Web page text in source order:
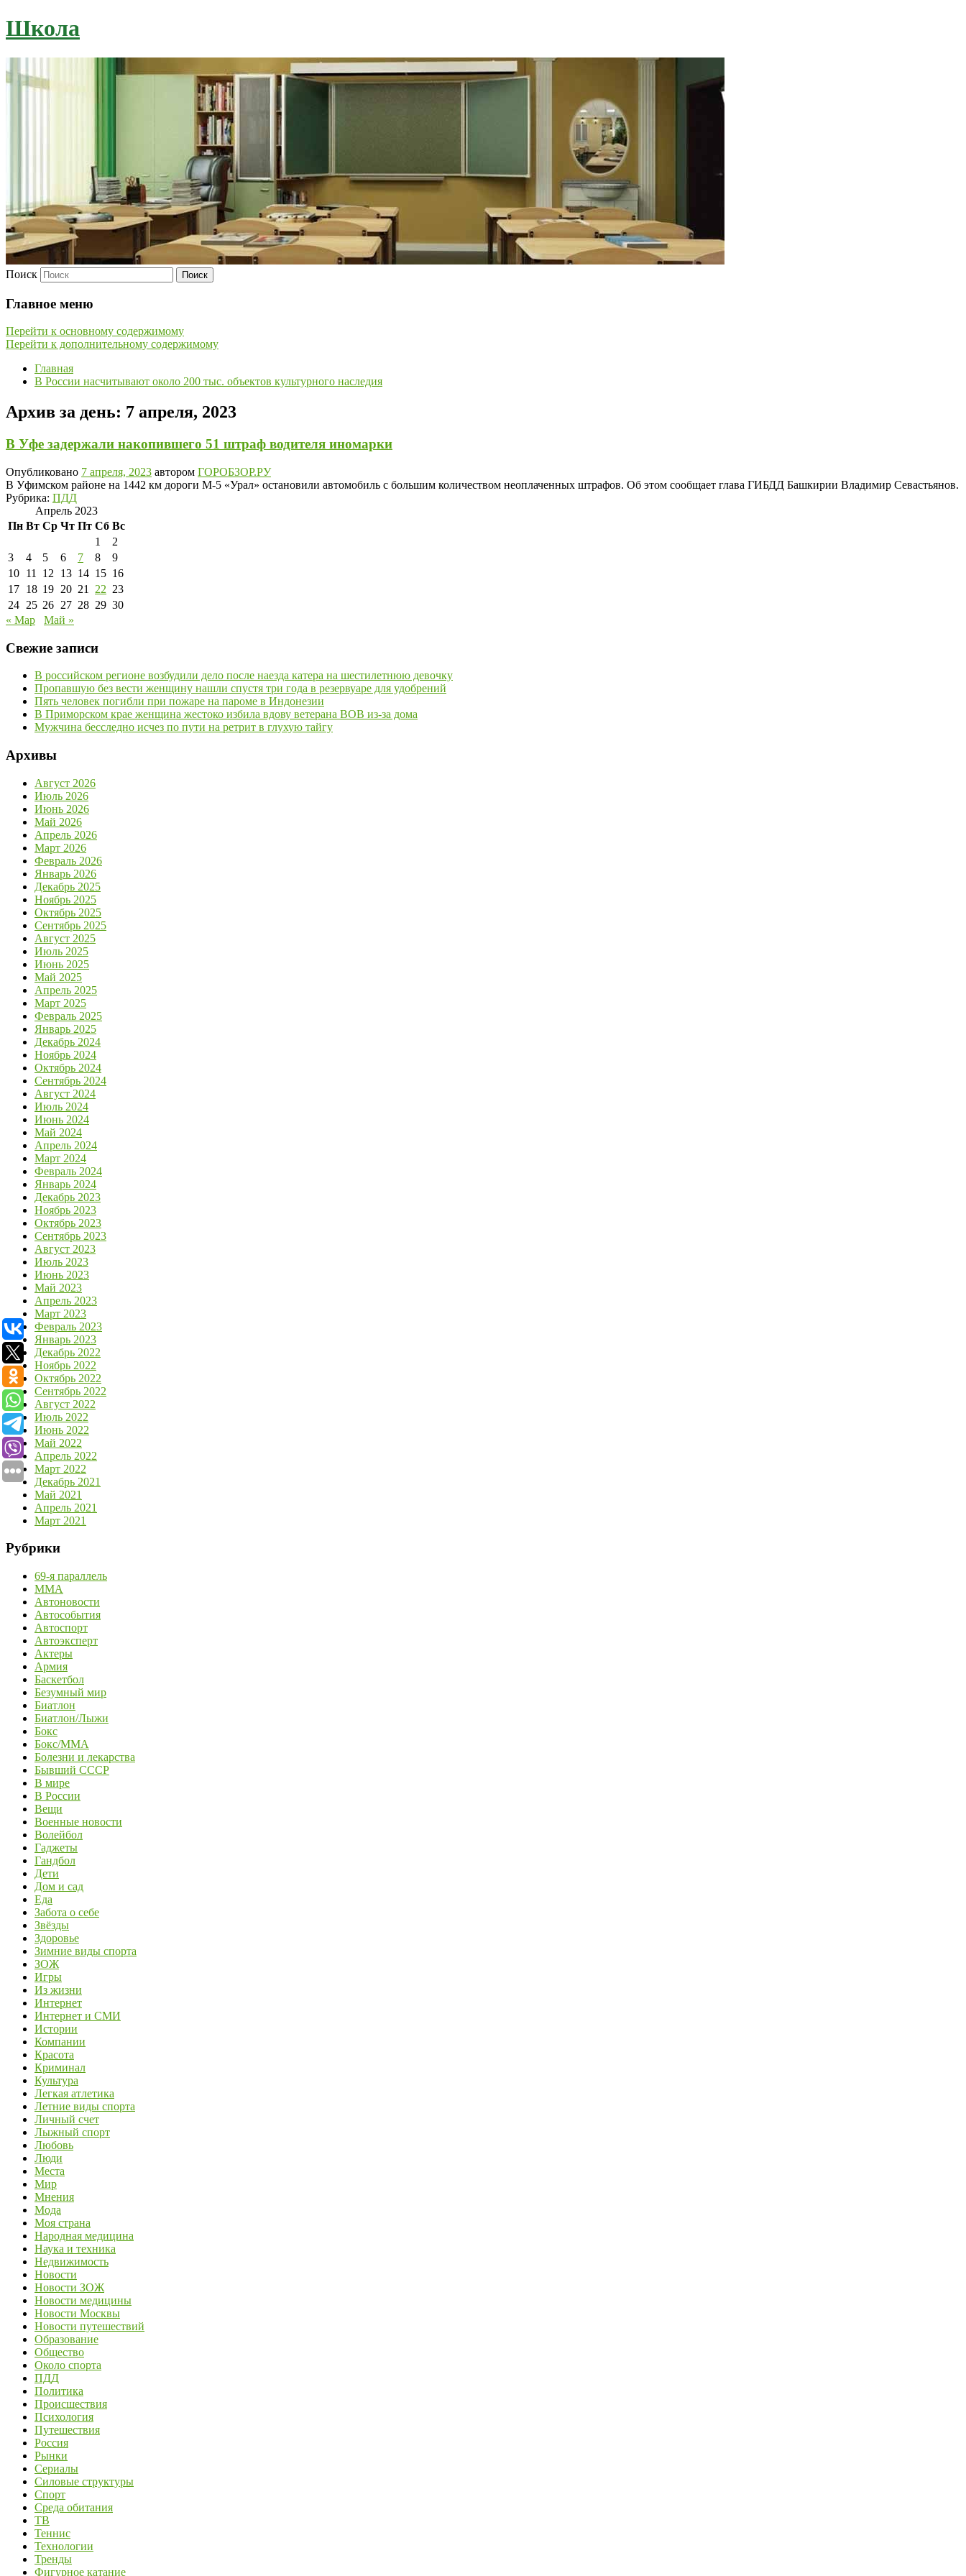
Школа
Поиск
Главное меню
Перейти к основному содержимому
Перейти к дополнительному содержимому
Главная
В России насчитывают около 200 тыс. объектов культурного наследия
Архив за день: 7 апреля, 2023
В Уфе задержали накопившего 51 штраф водителя иномарки
Опубликовано 7 апреля, 2023 автором ГОРОБЗОР.РУ
В Уфимском районе на 1442 км дороги М-5 «Урал» остановили автомобиль с большим количеством неоплаченных штрафов. Об этом сообщает глава ГИБДД Башкирии Владимир Севастьянов.
Рубрика: ПДД
Апрель 2023
Пн Вт Ср Чт Пт Сб Вс
1
2
3
4 5 6 7 8
9
10 11 12 13 14 15 16
17 18 19 20 21 22 23
24 25 26 27 28 29 30
« Мар
Май »
Свежие записи
В российском регионе возбудили дело после наезда катера на шестилетнюю девочку
Пропавшую без вести женщину нашли спустя три года в резервуаре для удобрений
Пять человек погибли при пожаре на пароме в Индонезии
В Приморском крае женщина жестоко избила вдову ветерана ВОВ из-за дома
Мужчина бесследно исчез по пути на ретрит в глухую тайгу
Архивы
Август 2026
Июль 2026
Июнь 2026
Май 2026
Апрель 2026
Март 2026
Февраль 2026
Январь 2026
Декабрь 2025
Ноябрь 2025
Октябрь 2025
Сентябрь 2025
Август 2025
Июль 2025
Июнь 2025
Май 2025
Апрель 2025
Март 2025
Февраль 2025
Январь 2025
Декабрь 2024
Ноябрь 2024
Октябрь 2024
Сентябрь 2024
Август 2024
Июль 2024
Июнь 2024
Май 2024
Апрель 2024
Март 2024
Февраль 2024
Январь 2024
Декабрь 2023
Ноябрь 2023
Октябрь 2023
Сентябрь 2023
Август 2023
Июль 2023
Июнь 2023
Май 2023
Апрель 2023
Март 2023
Февраль 2023
Январь 2023
Декабрь 2022
Ноябрь 2022
Октябрь 2022
Сентябрь 2022
Август 2022
Июль 2022
Июнь 2022
Май 2022
Апрель 2022
Март 2022
Декабрь 2021
Май 2021
Апрель 2021
Март 2021
Рубрики
69-я параллель
MMA
Автоновости
Автособытия
Автоспорт
Автоэксперт
Актеры
Армия
Баскетбол
Безумный мир
Биатлон
Биатлон/Лыжи
Бокс
Бокс/MMA
Болезни и лекарства
Бывший СССР
В мире
В России
Вещи
Военные новости
Волейбол
Гаджеты
Гандбол
Дети
Дом и сад
Еда
Забота о себе
Звёзды
Здоровье
Зимние виды спорта
ЗОЖ
Игры
Из жизни
Интернет
Интернет и СМИ
Истории
Компании
Красота
Криминал
Культура
Легкая атлетика
Летние виды спорта
Личный счет
Лыжный спорт
Любовь
Люди
Места
Мир
Мнения
Мода
Моя страна
Народная медицина
Наука и техника
Недвижимость
Новости
Новости ЗОЖ
Новости медицины
Новости Москвы
Новости путешествий
Образование
Общество
Около спорта
ПДД
Политика
Происшествия
Психология
Путешествия
Россия
Рынки
Сериалы
Силовые структуры
Спорт
Среда обитания
ТВ
Теннис
Технологии
Тренды
Фигурное катание